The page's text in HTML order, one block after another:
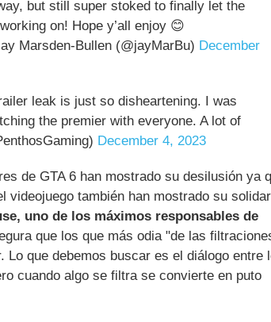
but still super stoked to finally let the
on! Hope y’all enjoy 😊
Marsden-Bullen (@jayMarBu) December
leak is just so disheartening. I was
the premier with everyone. A lot of
December 4, 2023
de GTA 6 han mostrado su desilusión ya
videojuego también han mostrado su
uno de los máximos responsables de
que los que más odia "de las
Lo que debemos buscar es el diálogo entre
cuando algo se filtra se convierte en puto